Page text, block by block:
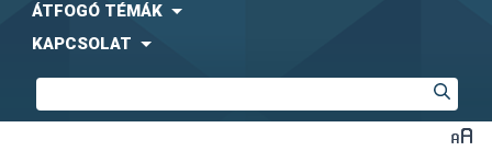
ÁTFOGÓ TÉMÁK
KAPCSOLAT